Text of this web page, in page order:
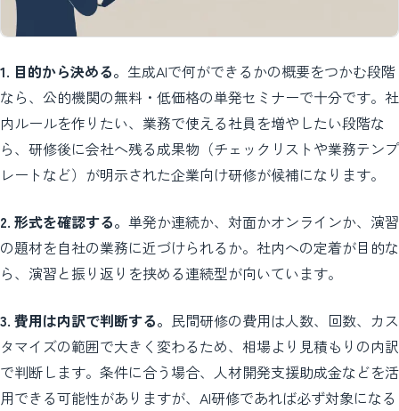
1. 目的から決める。 生成AIで何ができるかの概要をつかむ段階
なら、公的機関の無料・低価格の単発セミナーで十分です。社
内ルールを作りたい、業務で使える社員を増やしたい段階な
ら、研修後に会社へ残る成果物（チェックリストや業務テンプ
レートなど）が明示された企業向け研修が候補になります。
2. 形式を確認する。 単発か連続か、対面かオンラインか、演習
の題材を自社の業務に近づけられるか。社内への定着が目的な
ら、演習と振り返りを挟める連続型が向いています。
3. 費用は内訳で判断する。 民間研修の費用は人数、回数、カス
タマイズの範囲で大きく変わるため、相場より見積もりの内訳
で判断します。条件に合う場合、人材開発支援助成金などを活
用できる可能性がありますが、AI研修であれば必ず対象になる